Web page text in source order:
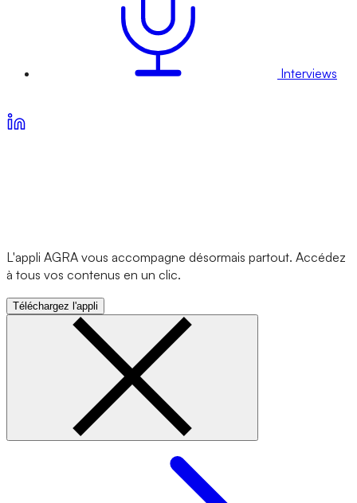
Interviews
L'appli AGRA vous accompagne désormais partout. Accédez
à tous vos contenus en un clic.
Téléchargez l'appli